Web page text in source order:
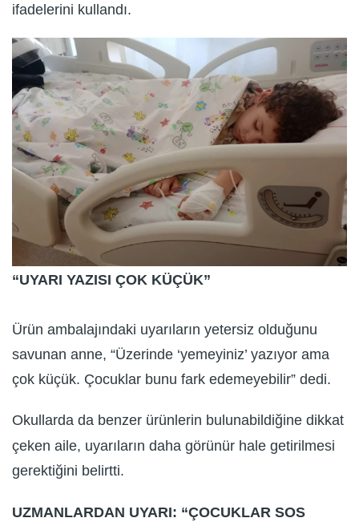
ifadelerini kullandı.
“UYARI YAZISI ÇOK KÜÇÜK”
Ürün ambalajındaki uyarıların yetersiz olduğunu
savunan anne, “Üzerinde ‘yemeyiniz’ yazıyor ama
çok küçük. Çocuklar bunu fark edemeyebilir” dedi.
Okullarda da benzer ürünlerin bulunabildiğine dikkat
çeken aile, uyarıların daha görünür hale getirilmesi
gerektiğini belirtti.
UZMANLARDAN UYARI: “ÇOCUKLAR SOS